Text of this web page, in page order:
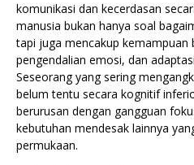
komunikasi dan kecerdasan
manusia bukan hanya soal
tapi juga mencakup kemampuan
pengendalian emosi, dan
Seseorang yang sering
belum tentu secara kognitif
berurusan dengan gangguan
kebutuhan mendesak lainnya
permukaan.